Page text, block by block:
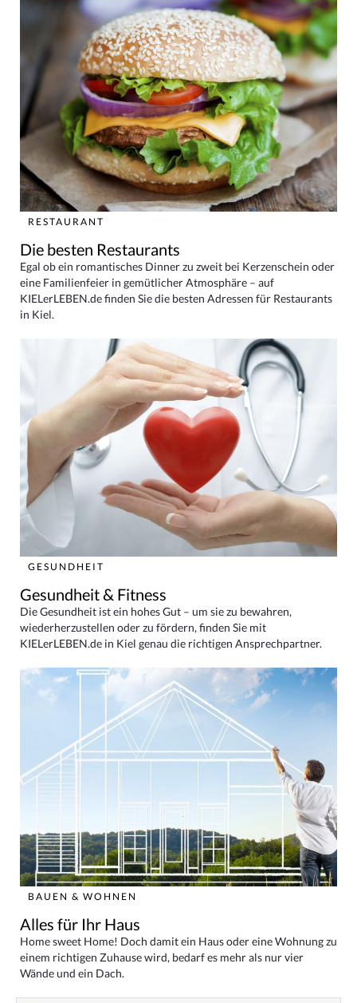
RESTAURANT
Die besten Restaurants
Egal ob ein romantisches Dinner zu zweit bei Kerzenschein oder
eine Familienfeier in gemütlicher Atmosphäre – auf
KIELerLEBEN.de finden Sie die besten Adressen für Restaurants
in Kiel.
GESUNDHEIT
Gesundheit & Fitness
Die Gesundheit ist ein hohes Gut – um sie zu bewahren,
wiederherzustellen oder zu fördern, finden Sie mit
KIELerLEBEN.de in Kiel genau die richtigen Ansprechpartner.
BAUEN & WOHNEN
Alles für Ihr Haus
Home sweet Home! Doch damit ein Haus oder eine Wohnung zu
einem richtigen Zuhause wird, bedarf es mehr als nur vier
Wände und ein Dach.